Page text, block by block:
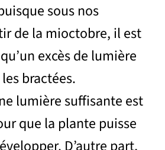
sous nos
de la mioctobre, il est
excès de lumière
bractées.
lumière suffisante est
que la plante puisse